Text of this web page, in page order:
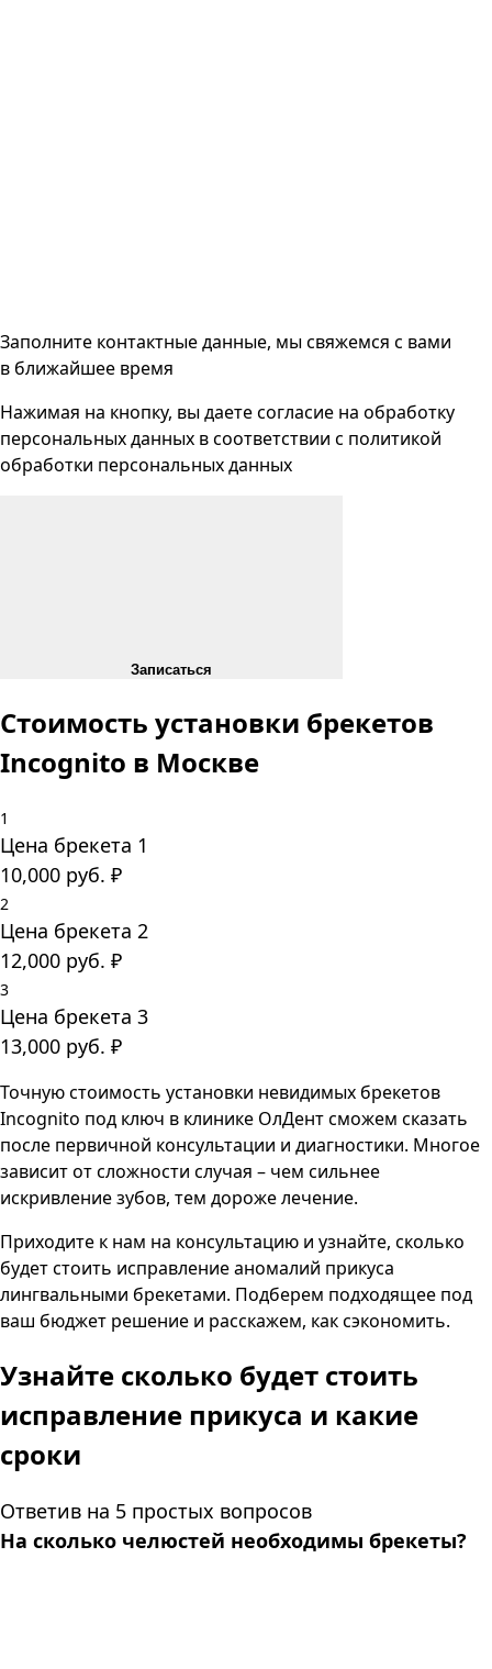
Заполните контактные данные, мы свяжемся с вами
в ближайшее время
Нажимая на кнопку, вы даете согласие на обработку
персональных данных в соответствии с политикой
обработки персональных данных
Записаться
Стоимость установки брекетов
Incognito в Москве
1
Цена брекета 1
10,000 руб. ₽
2
Цена брекета 2
12,000 руб. ₽
3
Цена брекета 3
13,000 руб. ₽
Точную стоимость установки невидимых брекетов
Incognito под ключ в клинике ОлДент сможем сказать
после первичной консультации и диагностики. Многое
зависит от сложности случая – чем сильнее
искривление зубов, тем дороже лечение.
Приходите к нам на консультацию и узнайте, сколько
будет стоить исправление аномалий прикуса
лингвальными брекетами. Подберем подходящее под
ваш бюджет решение и расскажем, как сэкономить.
Узнайте сколько будет стоить
исправление прикуса и какие
сроки
Ответив на 5 простых вопросов
На сколько челюстей необходимы брекеты?